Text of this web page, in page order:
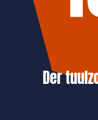
Der
Jetzt